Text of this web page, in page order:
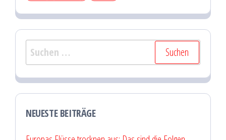
Suchen
nach:
NEUESTE BEITRÄGE